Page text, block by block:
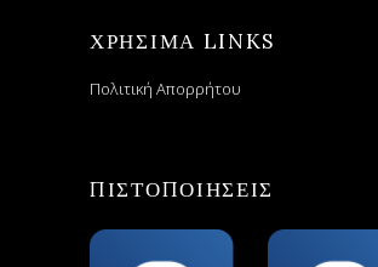
ΧΡΗΣΙΜΑ LINKS
Πολιτική Απορρήτου
ΠΙΣΤΟΠΟΙΗΣΕΙΣ